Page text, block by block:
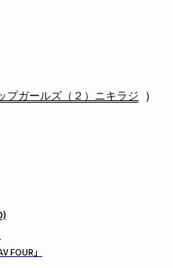
プガールズ（２）ニキラジ
FOUR」